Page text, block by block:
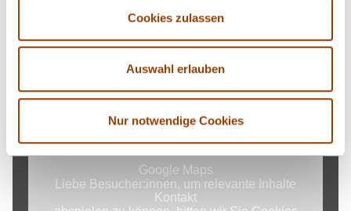
Cookies zulassen
Auswahl erlauben
Nur notwendige Cookies
Alteburgstraße 150
72762 Reutlingen
-
Google Maps
Kontakt
Liebe Besucher:innen, um relevante Inhalte